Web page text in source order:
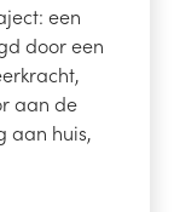
een
door een
aan de
aan huis,